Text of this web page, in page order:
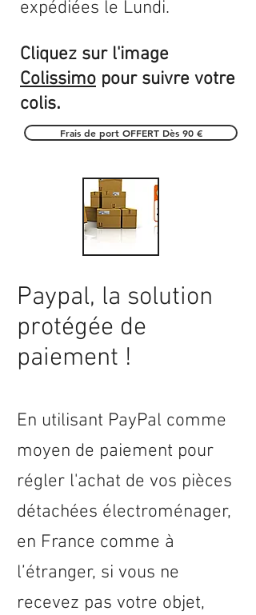
expédiées le Lundi.
Cliquez sur l'image
Colissimo pour suivre votre
colis.
Frais de port OFFERT Dès 90 €
Paypal, la solution
protégée de
paiement !
En utilisant PayPal comme
moyen de paiement pour
régler l'achat de vos pièces
détachées électroménager,
en France comme à
l’étranger, si vous ne
recevez pas votre objet,